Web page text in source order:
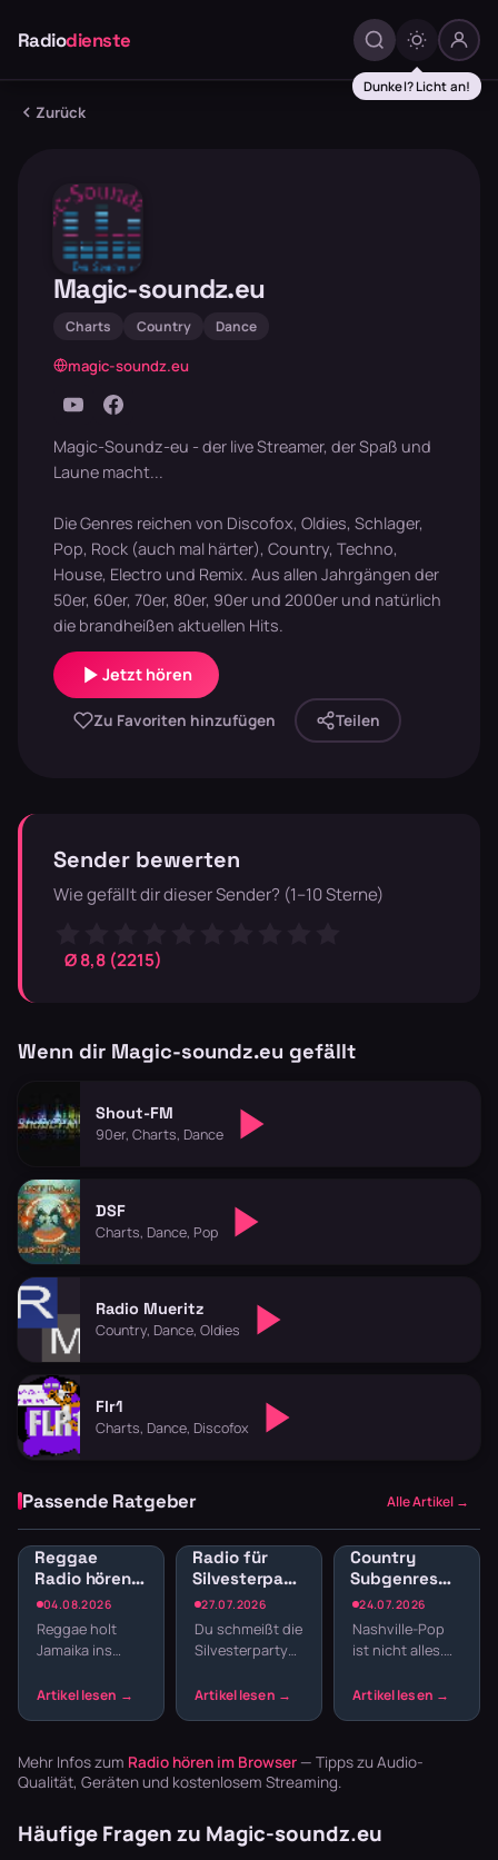
Radiodienste
Dunkel? Licht an!
Zurück
Magic-soundz.eu
Charts Country Dance
magic-soundz.eu
Magic-Soundz-eu - der live Streamer, der Spaß und
Laune macht...
Die Genres reichen von Discofox, Oldies, Schlager,
Pop, Rock (auch mal härter), Country, Techno,
House, Electro und Remix. Aus allen Jahrgängen der
50er, 60er, 70er, 80er, 90er und 2000er und natürlich
die brandheißen aktuellen Hits.
Jetzt hören
Zu Favoriten hinzufügen Teilen
Sender bewerten
Wie gefällt dir dieser Sender? (1–10 Sterne)
Ø 8,8 (2215)
Wenn dir Magic-soundz.eu gefällt
Shout-FM
90er, Charts, Dance
DSF
Charts, Dance, Pop
Radio Mueritz
Country, Dance, Oldies
Flr1
Charts, Dance, Discofox
Passende Ratgeber Alle Artikel →
04.08.2026
Reggae
Radio hören:
Jamaican
Vibes und
Dancehall
Reggae holt
Jamaika ins
Der entspannte
die Texte
schaffen U…
27.07.2026
Radio für
Silvesterparty:
Die besten
Sender für
den
Jahreswechsel
Du schmeißt die
Silvesterparty
den ganzen
basteln? Radio
läuft dur…
24.07.2026
Country
Subgenres
Radio:
Bluegrass,
Honky Tonk
Nashville-Pop
ist nicht alles.
Wurzeln, die
Monroes
Mehr Infos zum Radio hören im Browser — Tipps zu Audio-
Qualität, Geräten und kostenlosem Streaming.
Häufige Fragen zu Magic-soundz.eu